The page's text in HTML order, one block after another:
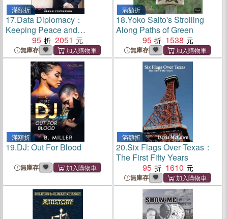
滿額折
17.Data Diplomacy：
Keeping Peace and
Avoiding Data Governance
Bureaucracy
95 2051
無庫存
滿額折
18.Yoko Saito's Strolling
Along Paths of Green
95
1538
無庫存
滿額折
19.DJ: Out For Blood
無庫存
滿額折
20.Six Flags Over Texas：
The First Fifty Years
95
1610
無庫存